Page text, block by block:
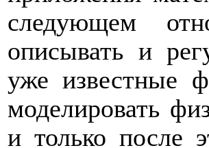
следующем
описывать и
уже известные
моделировать
и только после